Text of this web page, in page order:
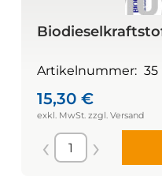
Artikelnummer: 35
15,30 €